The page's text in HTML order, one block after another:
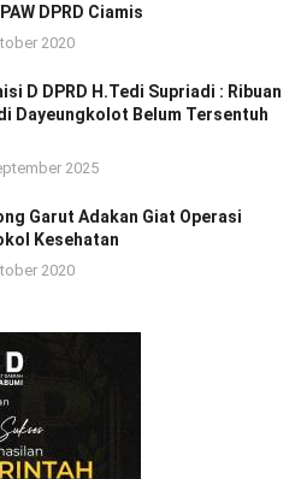
DPRD Ciamis
2020
D DPRD H.Tedi Supriadi : Ribuan
Dayeungkolot Belum Tersentuh
2025
Garut Adakan Giat Operasi
Kesehatan
2020